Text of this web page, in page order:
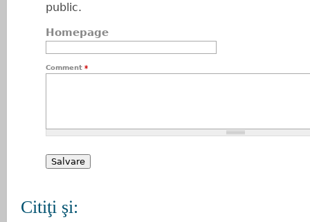
public.
Homepage
Comment *
Citiţi şi: